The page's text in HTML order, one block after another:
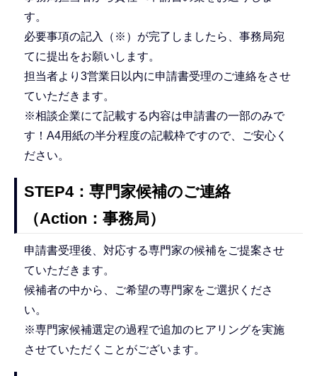
す。
必要事項の記入（※）が完了しましたら、事務局宛
てに提出をお願いします。
担当者より3営業日以内に申請書受理のご連絡をさせ
ていただきます。
※相談企業にて記載する内容は申請書の一部のみで
す！A4用紙の半分程度の記載枠ですので、ご安心く
ださい。
STEP4：専門家候補のご連絡
（Action：事務局）
申請書受理後、対応する専門家の候補をご提案させ
ていただきます。
候補者の中から、ご希望の専門家をご選択くださ
い。
※専門家候補選定の過程で追加のヒアリングを実施
させていただくことがございます。